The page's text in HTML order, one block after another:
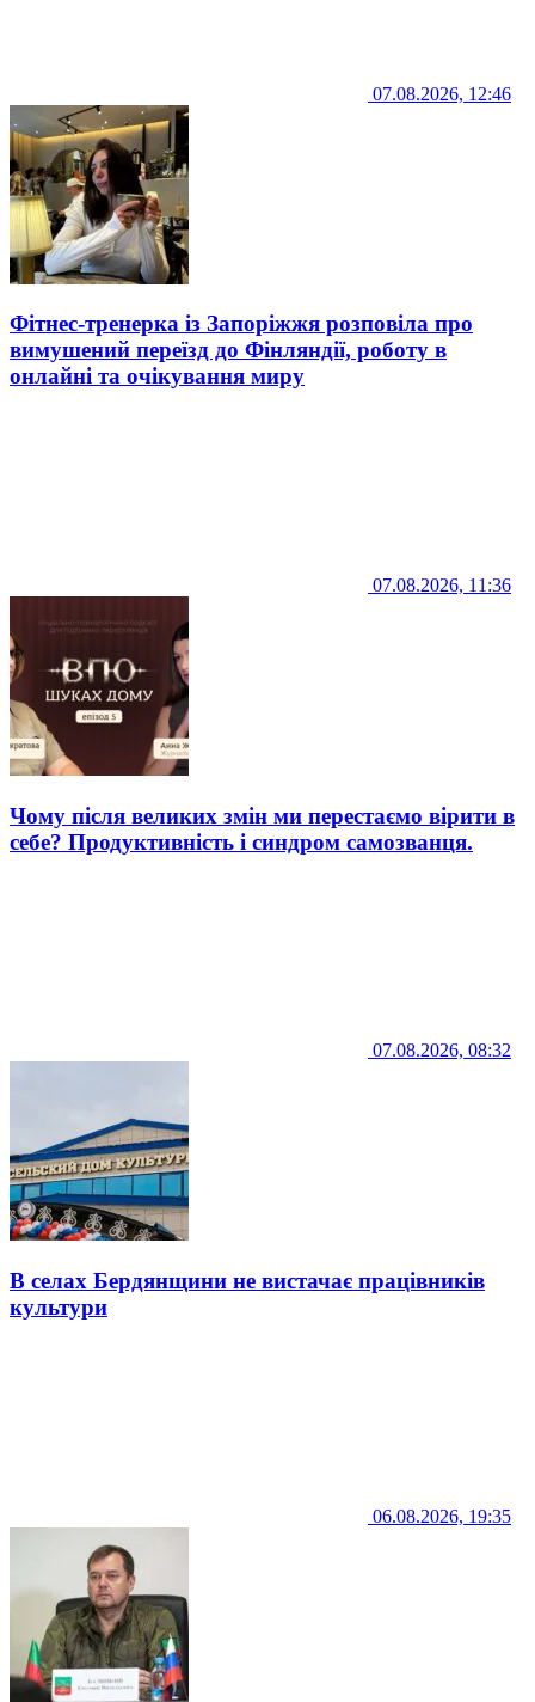
07.08.2026, 12:46
Фітнес-тренерка із Запоріжжя розповіла про
вимушений переїзд до Фінляндії, роботу в
онлайні та очікування миру
07.08.2026, 11:36
Чому після великих змін ми перестаємо вірити в
себе? Продуктивність і синдром самозванця.
07.08.2026, 08:32
В селах Бердянщини не вистачає працівників
культури
06.08.2026, 19:35